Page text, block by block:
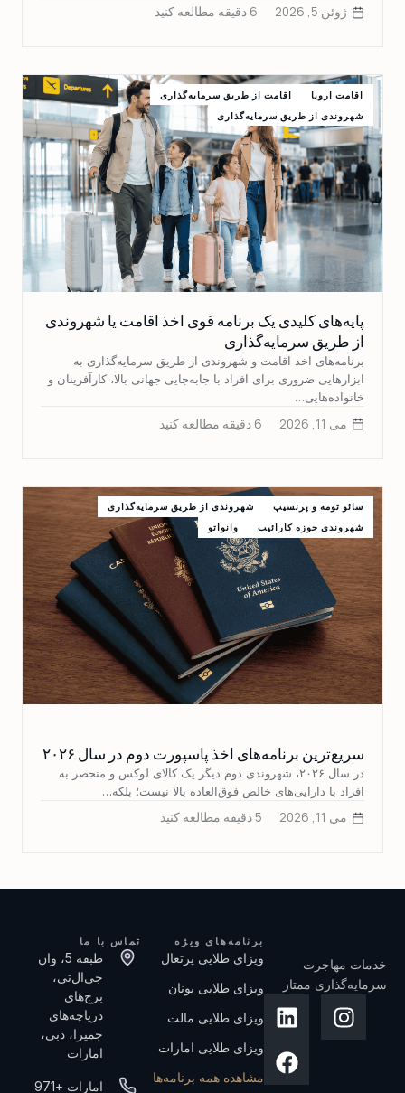
ژوئن 5, 2026 6 دقیقه مطالعه کنید
اقامت اروپا
اقامت از طریق سرمایه‌گذاری
شهروندی از طریق سرمایه‌گذاری
پایه‌های کلیدی یک برنامه قوی اخذ اقامت یا شهروندی
از طریق سرمایه‌گذاری
برنامه‌های اخذ اقامت و شهروندی از طریق سرمایه‌گذاری به
ابزارهایی ضروری برای افراد با جابه‌جایی جهانی بالا، کارآفرینان و
خانواده‌هایی…
می 11, 2026 6 دقیقه مطالعه کنید
سائو تومه و پرنسیپ
شهروندی از طریق سرمایه‌گذاری
شهروندی حوزه کارائیب
وانواتو
سریع‌ترین برنامه‌های اخذ پاسپورت دوم در سال ۲۰۲۶
در سال ۲۰۲۶، شهروندی دوم دیگر یک کالای لوکس و منحصر به
افراد با دارایی‌های خالص فوق‌العاده بالا نیست؛ بلکه…
می 11, 2026 5 دقیقه مطالعه کنید
خدمات مهاجرت
سرمایه‌گذاری ممتاز
برنامه‌های ویژه
ویزای طلایی پرتغال
ویزای طلایی یونان
ویزای طلایی مالت
ویزای طلایی امارات
مشاهده همه برنامه‌ها
تماس با ما
طبقه 5، وان
جی‌ال‌تی،
برج‌های
دریاچه‌های
جمیرا، دبی،
امارات
امارات +971